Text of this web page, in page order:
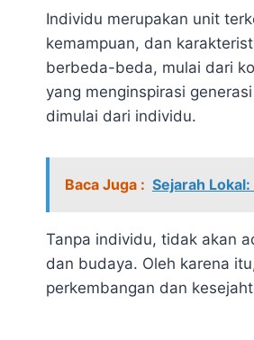
Individu merupakan unit
kemampuan, dan
berbeda-beda, mulai dari
yang menginspirasi
dimulai dari individu.
Baca Juga : Sejarah
Tanpa individu, tidak akan
dan budaya. Oleh karena
perkembangan dan